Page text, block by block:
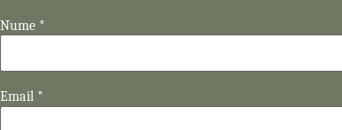
Nume *
Email *